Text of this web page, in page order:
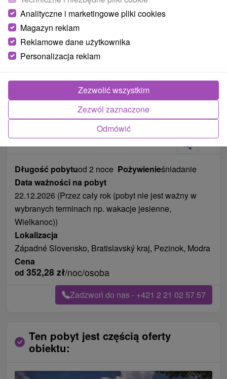
Długość pobytuod 2 noce Pożywienieśniadanie
Data ważności na pobyt
22.12.2026 (Przez cały rok (pobyt nie jest ważny w
wybranych terminach np. wakacje jesienne,
Wielkanoc))
Lokalizacja
Západné Slovensko, Bratislavský kraj, Pezinok, Modra
Cena
od 352,28 zł/noc/osoba
Zadzwoń do nas - +421 2 21 02 57 57
Ten pobyt jest częścią oferty
obiektu:
Analityczne i marketingowe pliki cookies
Magazyn reklam
Reklamowe dane użytkownika
Personalizacja reklam
Odmówić
Zezwól zaznaczone
Zezwolić wszystkim